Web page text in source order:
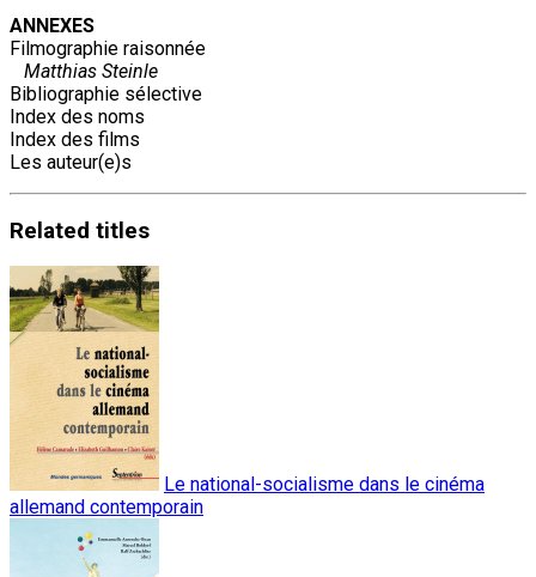
ANNEXES
Filmographie raisonnée
Matthias Steinle
Bibliographie sélective
Index des noms
Index des films
Les auteur(e)s
Related titles
Le national-socialisme dans le cinéma
allemand contemporain